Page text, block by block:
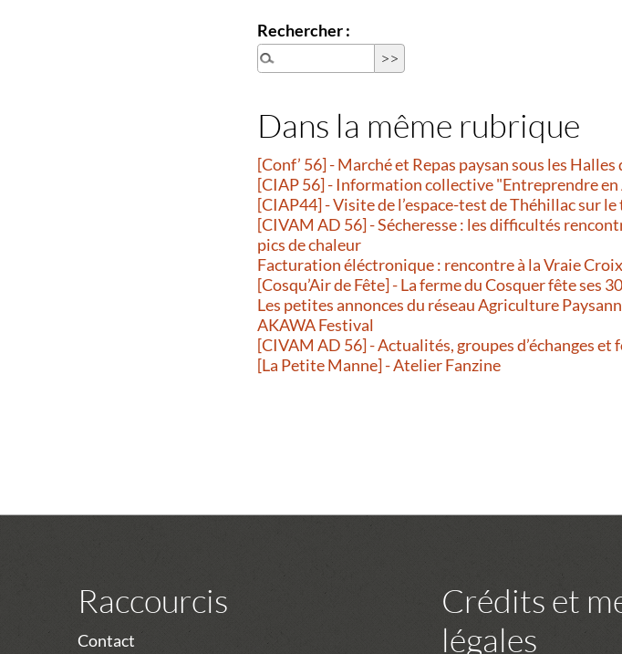
Rechercher :
Dans la même rubrique
[Conf’ 56] - Marché et Repas paysan sous les
[CIAP 56] - Information collective "Entreprendre
[CIAP44] - Visite de l’espace-test de Théhillac sur
[CIVAM AD 56] - Sécheresse : les difficultés
pics de chaleur
Facturation éléctronique : rencontre à la Vraie Croix
[Cosqu’Air de Fête] - La ferme du Cosquer fête ses
Les petites annonces du réseau Agriculture
AKAWA Festival
[CIVAM AD 56] - Actualités, groupes d’échanges et
[La Petite Manne] - Atelier Fanzine
Raccourcis
Contact
Crédits et
légales